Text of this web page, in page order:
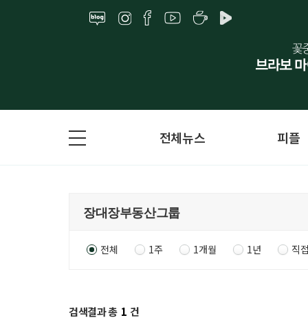
전체뉴스 피플
전체 1주 1개월 1년 직
검색결과 총 1 건